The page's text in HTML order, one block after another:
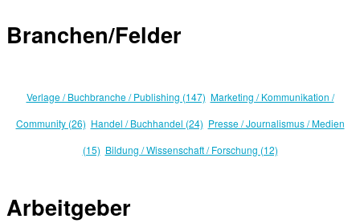
Branchen/Felder
Verlage / Buchbranche / Publishing (147) Marketing / Kommunikation /
Community (26) Handel / Buchhandel (24) Presse / Journalismus / Medien
(15) Bildung / Wissenschaft / Forschung (12)
Arbeitgeber